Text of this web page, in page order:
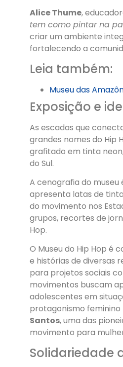
Alice Thume,
tem como pintar na
criar um ambiente
fortalecendo a
Leia também:
Museu das
Exposição e
As escadas que
grandes nomes do Hip
grafitado em tinta
do Sul.
A cenografia do museu
apresenta latas de
do movimento nos
grupos, recortes de
Hop.
O Museu do Hip Hop é
e histórias de diversas
para projetos sociais
movimentos buscam
adolescentes em
protagonismo feminino
Santos, uma das
movimento para
Solidariedade